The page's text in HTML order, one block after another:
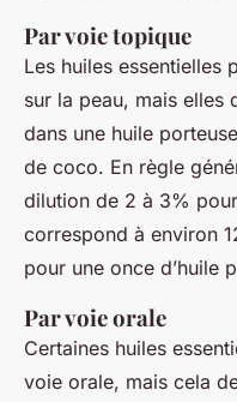
Par voie topique
Les huiles essentielles
sur la peau, mais elles
dans une huile
de coco. En règle
dilution de 2 à 3%
correspond à environ
pour une once d’huile
Par voie orale
Certaines huiles
voie orale, mais cela